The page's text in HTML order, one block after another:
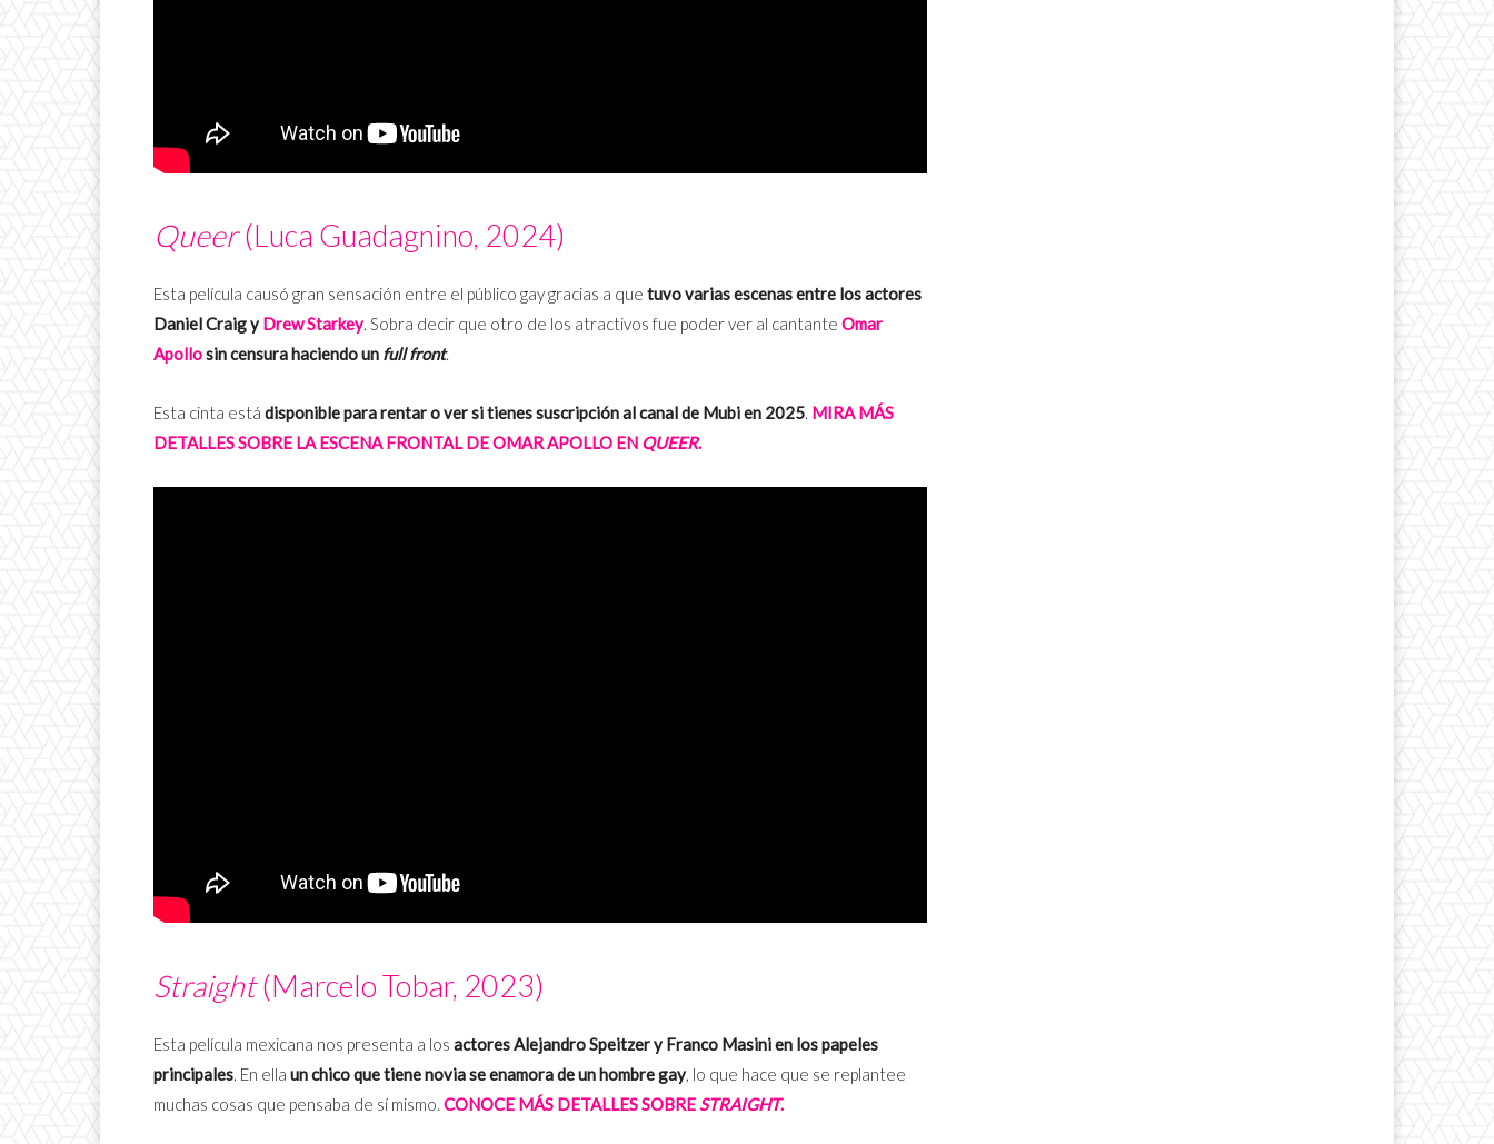
Queer(Luca Guadagnino, 2024)
Esta película causó gran sensación entre el público gay gracias a que tuvo varias escenas entre los actores
Daniel Craig yDrew Starkey. Sobra decir que otro de los atractivos fue poder ver al cantante Omar
Apollosin censura haciendo un full front.
Esta cinta está disponible para rentar o ver si tienes suscripción al canal de Mubi en 2025. MIRA MÁS
DETALLES SOBRE LA ESCENA FRONTAL DE OMAR APOLLO EN QUEER.
Straight(Marcelo Tobar, 2023)
Esta película mexicana nos presenta a los actores Alejandro Speitzer y Franco Masini en los papeles
principales. En ella un chico que tiene novia se enamora de un hombre gay, lo que hace que se replantee
muchas cosas que pensaba de sí mismo. CONOCE MÁS DETALLES SOBRESTRAIGHT.